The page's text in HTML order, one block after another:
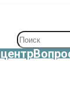
Поиск